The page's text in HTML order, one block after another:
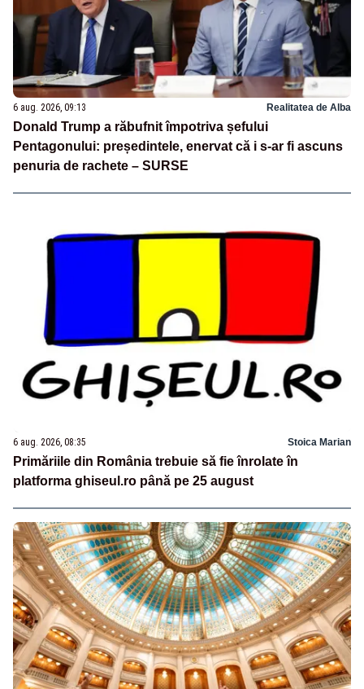
6 aug. 2026, 09:13 Realitatea de Alba
Donald Trump a răbufnit împotriva șefului
Pentagonului: președintele, enervat că i s-ar fi ascuns
penuria de rachete – SURSE
6 aug. 2026, 08:35 Stoica Marian
Primăriile din România trebuie să fie înrolate în
platforma ghiseul.ro până pe 25 august